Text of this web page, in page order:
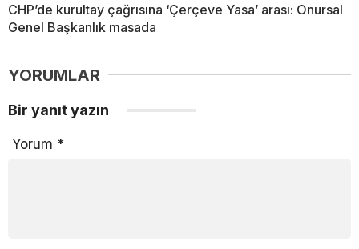
CHP’de kurultay çağrısına ‘Çerçeve Yasa’ arası: Onursal
Genel Başkanlık masada
YORUMLAR
Bir yanıt yazın
Yorum *